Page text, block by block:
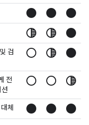
circle circle circle
tonality tonality circle
검
radio_button_unchecked tonality circle
전
radio_button_unchecked radio_button_unchecked tonality
체 circle circle circle